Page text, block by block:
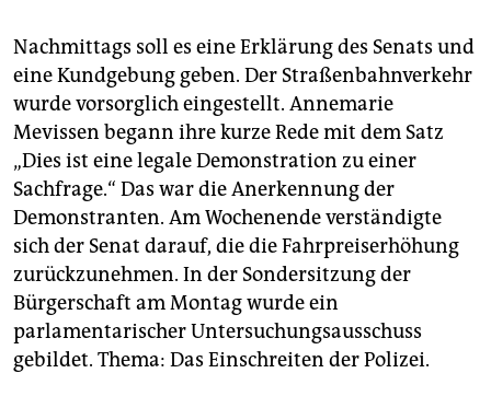
Nachmittags soll es eine Erklärung des Senats und
eine Kundgebung geben. Der Straßenbahnverkehr
wurde vorsorglich eingestellt. Annemarie
Mevissen begann ihre kurze Rede mit dem Satz
„Dies ist eine legale Demonstration zu einer
Sachfrage.“ Das war die Anerkennung der
Demonstranten. Am Wochenende verständigte
sich der Senat darauf, die die Fahrpreiserhöhung
zurückzunehmen. In der Sondersitzung der
Bürgerschaft am Montag wurde ein
parlamentarischer Untersuchungsausschuss
gebildet. Thema: Das Einschreiten der Polizei.